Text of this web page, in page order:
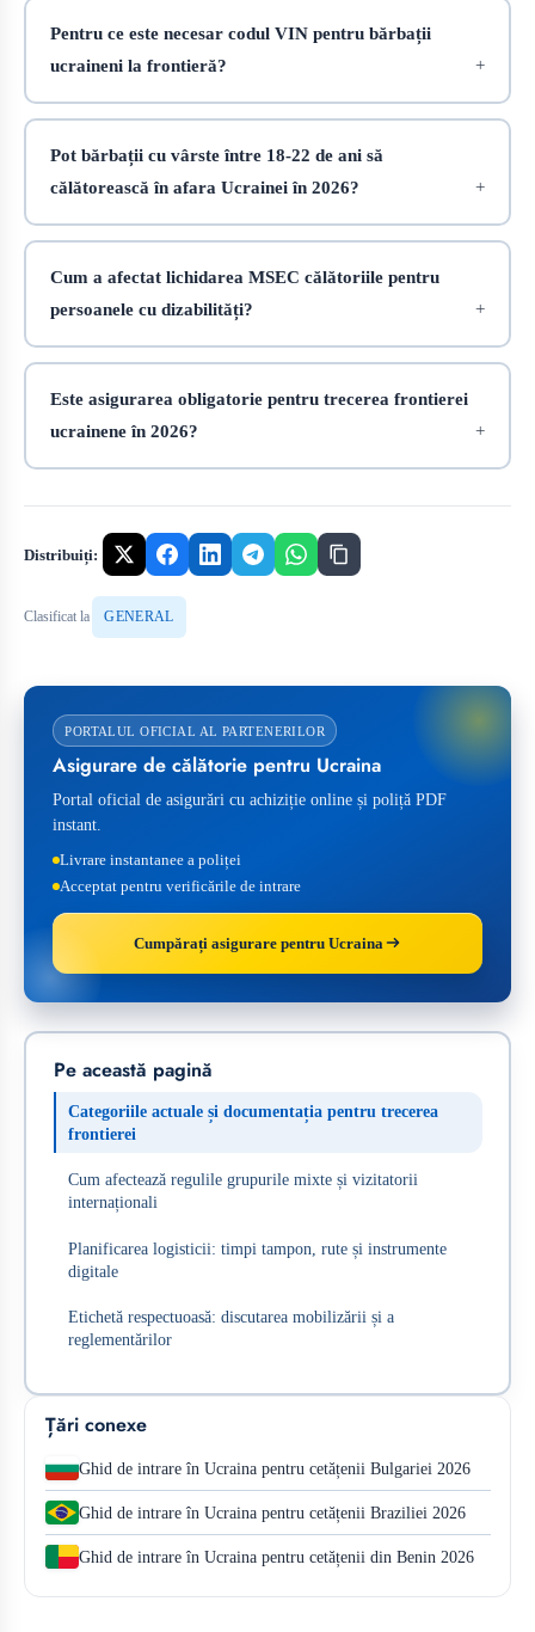
Pentru ce este necesar codul VIN pentru bărbații
ucraineni la frontieră?
Pot bărbații cu vârste între 18-22 de ani să
călătorească în afara Ucrainei în 2026?
Cum a afectat lichidarea MSEC călătoriile pentru
persoanele cu dizabilități?
Este asigurarea obligatorie pentru trecerea frontierei
ucrainene în 2026?
Distribuiți:
Clasificat la GENERAL
PORTALUL OFICIAL AL PARTENERILOR
Asigurare de călătorie pentru Ucraina
Portal oficial de asigurări cu achiziție online și poliță PDF
instant.
Livrare instantanee a poliței
Acceptat pentru verificările de intrare
Cumpărați asigurare pentru Ucraina
Pe această pagină
Categoriile actuale și documentația pentru trecerea
frontierei
Cum afectează regulile grupurile mixte și vizitatorii
internaționali
Planificarea logisticii: timpi tampon, rute și instrumente
digitale
Etichetă respectuoasă: discutarea mobilizării și a
reglementărilor
Țări conexe
Ghid de intrare în Ucraina pentru cetățenii Bulgariei 2026
Ghid de intrare în Ucraina pentru cetățenii Braziliei 2026
Ghid de intrare în Ucraina pentru cetățenii din Benin 2026